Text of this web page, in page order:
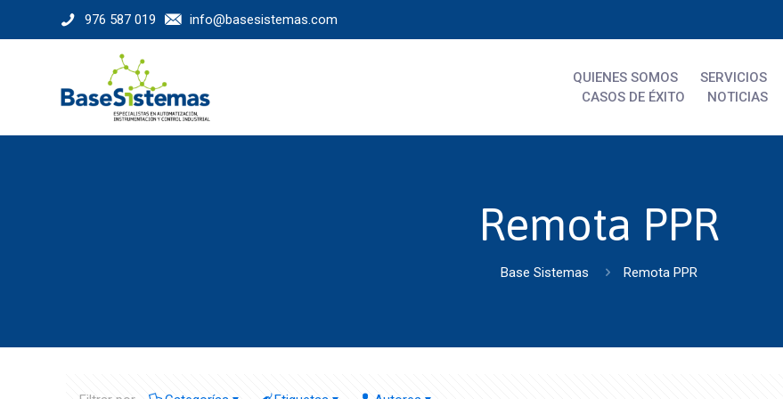
976 587 019 info@basesistemas.com
QUIENES SOMOS SERVICIOS
CASOS DE ÉXITO
NOTICIAS
Remota PPR
Base Sistemas Remota PPR